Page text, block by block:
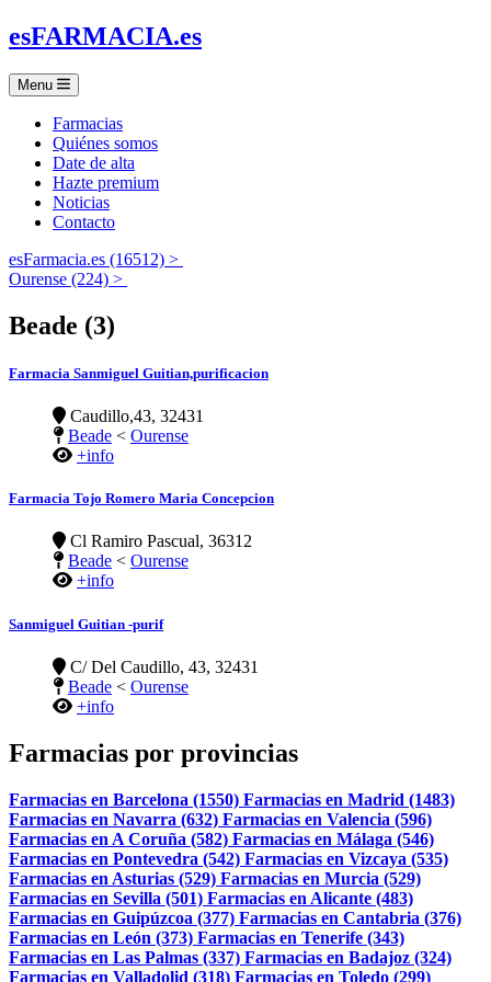
esFARMACIA.es
Menu
Farmacias
Quiénes somos
Date de alta
Hazte premium
Noticias
Contacto
esFarmacia.es (16512) >
Ourense (224) >
Beade (3)
Farmacia Sanmiguel Guitian,purificacion
Caudillo,43, 32431
Beade < Ourense
+info
Farmacia Tojo Romero Maria Concepcion
Cl Ramiro Pascual, 36312
Beade < Ourense
+info
Sanmiguel Guitian -purif
C/ Del Caudillo, 43, 32431
Beade < Ourense
+info
Farmacias por provincias
Farmacias en Barcelona (1550) Farmacias en Madrid (1483)
Farmacias en Navarra (632) Farmacias en Valencia (596)
Farmacias en A Coruña (582) Farmacias en Málaga (546)
Farmacias en Pontevedra (542) Farmacias en Vizcaya (535)
Farmacias en Asturias (529) Farmacias en Murcia (529)
Farmacias en Sevilla (501) Farmacias en Alicante (483)
Farmacias en Guipúzcoa (377) Farmacias en Cantabria (376)
Farmacias en León (373) Farmacias en Tenerife (343)
Farmacias en Las Palmas (337) Farmacias en Badajoz (324)
Farmacias en Valladolid (318) Farmacias en Toledo (299)